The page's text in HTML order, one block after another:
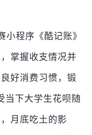
程序《酷记账》
掌握收支情况并
好消费习惯，锻
当下大学生花呗随
月底吃土的影